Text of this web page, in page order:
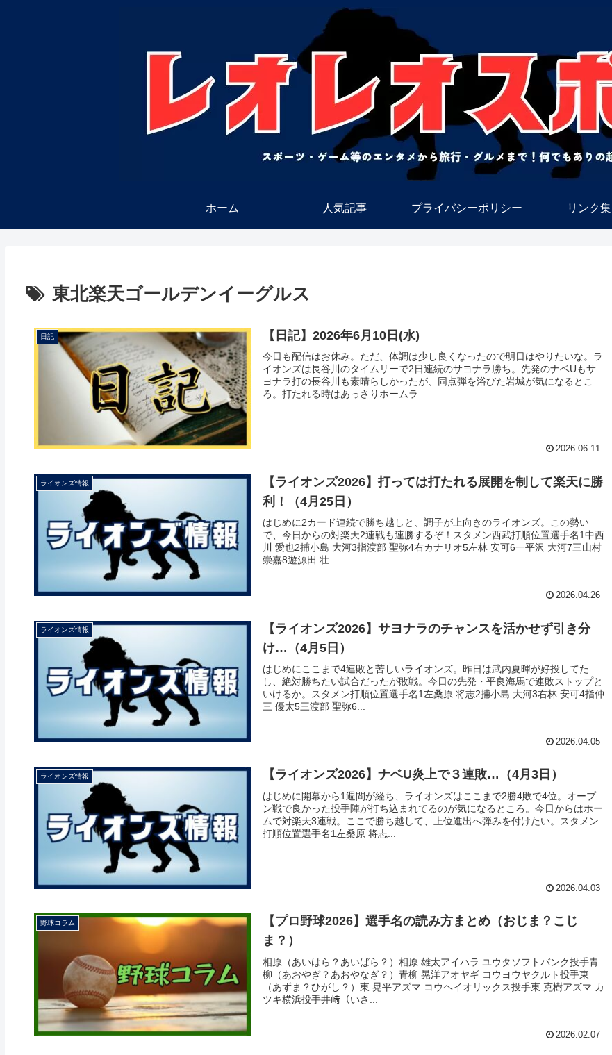
ホーム 人気記事 プライバシーポリシー リンク集
東北楽天ゴールデンイーグルス
日記 【日記】2026年6月10日(水)
今日も配信はお休み。ただ、体調は少し良くなったので明日はやりたいな。ラ
イオンズは長谷川のタイムリーで2日連続のサヨナラ勝ち。先発のナベUもサ
ヨナラ打の長谷川も素晴らしかったが、同点弾を浴びた岩城が気になるとこ
ろ。打たれる時はあっさりホームラ...
2026.06.11
ライオンズ情報
【ライオンズ2026】打っては打たれる展開を制して楽天に勝
利！（4月25日）
はじめに2カード連続で勝ち越しと、調子が上向きのライオンズ。この勢い
で、今日からの対楽天2連戦も連勝するぞ！スタメン西武打順位置選手名1中西
川 愛也2捕小島 大河3指渡部 聖弥4右カナリオ5左林 安可6一平沢 大河7三山村
崇嘉8遊源田 壮...
2026.04.26
ライオンズ情報
【ライオンズ2026】サヨナラのチャンスを活かせず引き分
け…（4月5日）
はじめにここまで4連敗と苦しいライオンズ。昨日は武内夏暉が好投してた
し、絶対勝ちたい試合だったが敗戦。今日の先発・平良海馬で連敗ストップと
いけるか。スタメン打順位置選手名1左桑原 将志2捕小島 大河3右林 安可4指仲
三 優太5三渡部 聖弥6...
2026.04.05
ライオンズ情報 【ライオンズ2026】ナベU炎上で３連敗…（4月3日）
はじめに開幕から1週間が経ち、ライオンズはここまで2勝4敗で4位。オープ
ン戦で良かった投手陣が打ち込まれてるのが気になるところ。今日からはホー
ムで対楽天3連戦。ここで勝ち越して、上位進出へ弾みを付けたい。スタメン
打順位置選手名1左桑原 将志...
2026.04.03
野球コラム
【プロ野球2026】選手名の読み方まとめ（おじま？こじ
ま？）
相原（あいはら？あいばら？）相原 雄太アイハラ ユウタソフトバンク投手青
柳（あおやぎ？あおやなぎ？）青柳 晃洋アオヤギ コウヨウヤクルト投手東
（あずま？ひがし？）東 晃平アズマ コウヘイオリックス投手東 克樹アズマ カ
ツキ横浜投手井﨑（いさ...
2026.02.07